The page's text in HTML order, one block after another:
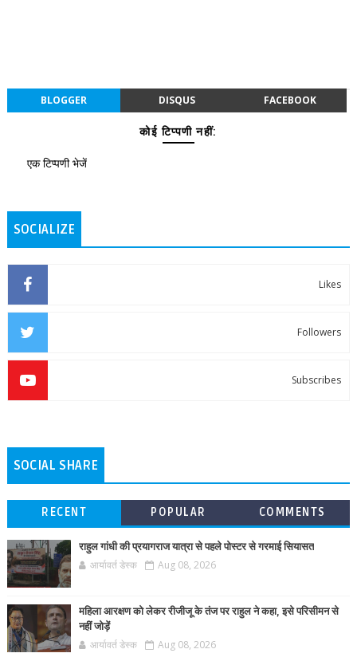
BLOGGER DISQUS FACEBOOK
कोई टिप्पणी नहीं:
एक टिप्पणी भेजें
SOCIALIZE
Likes
Followers
Subscribes
SOCIAL SHARE
RECENT POPULAR COMMENTS
राहुल गांधी की प्रयागराज यात्रा से पहले पोस्टर से गरमाई सियासत
आर्यावर्त डेस्क Aug 08, 2026
महिला आरक्षण को लेकर रीजीजू के तंज पर राहुल ने कहा, इसे परिसीमन से
नहीं जोड़ें
आर्यावर्त डेस्क Aug 08, 2026